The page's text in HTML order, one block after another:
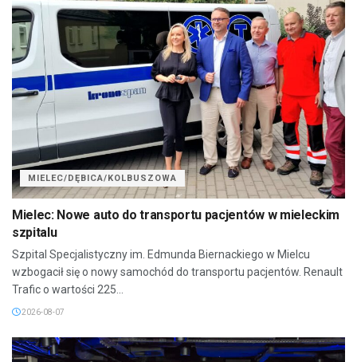
MIELEC/DĘBICA/KOLBUSZOWA
Mielec: Nowe auto do transportu pacjentów w mieleckim
szpitalu
Szpital Specjalistyczny im. Edmunda Biernackiego w Mielcu
wzbogacił się o nowy samochód do transportu pacjentów. Renault
Trafic o wartości 225...
2026-08-07